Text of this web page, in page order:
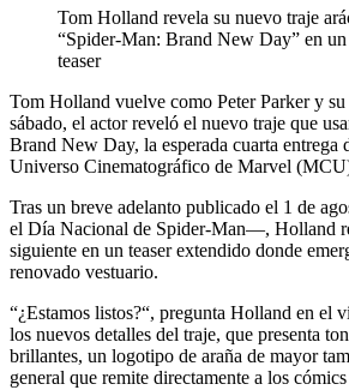
Tom Holland revela su nuevo traje
“Spider-Man: Brand New Day” en
teaser
Tom Holland vuelve como Peter Parker y
sábado, el actor reveló el nuevo traje que
Brand New Day, la esperada cuarta entrega
Universo Cinematográfico de Marvel
Tras un breve adelanto publicado el 1 de
el Día Nacional de Spider-Man—, Holland
siguiente en un teaser extendido donde
renovado vestuario.
“¿Estamos listos?“, pregunta Holland en el
los nuevos detalles del traje, que presenta
brillantes, un logotipo de araña de mayor
general que remite directamente a los